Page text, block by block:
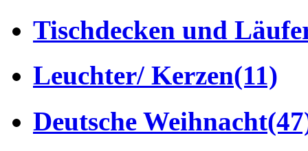
Tischdecken und
Leuchter/ Kerzen(11)
Deutsche Weihnacht